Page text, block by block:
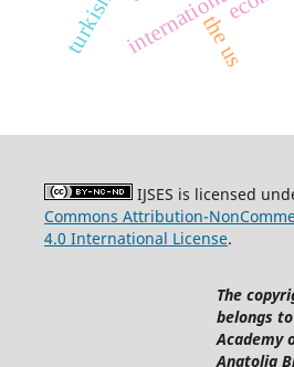
the us
IJSES is licensed
Commons Attribution-
4.0 International License.
The
belongs
Academy
Anatolia